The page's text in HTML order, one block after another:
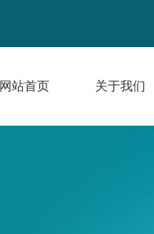
网站首页 关于我们